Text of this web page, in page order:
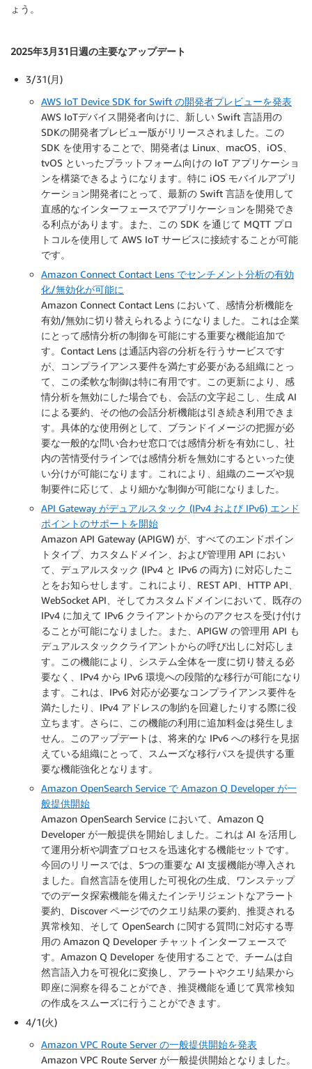
ょう。
2025年3月31日週の主要なアップデート
3/31(月)
AWS IoT Device SDK for Swift の開発者プレビューを発表
AWS IoTデバイス開発者向けに、新しい Swift 言語用の
SDKの開発者プレビュー版がリリースされました。この
SDK を使用することで、開発者は Linux、macOS、iOS、
tvOS といったプラットフォーム向けの IoT アプリケーショ
ンを構築できるようになります。特に iOS モバイルアプリ
ケーション開発者にとって、最新の Swift 言語を使用して
直感的なインターフェースでアプリケーションを開発でき
る利点があります。また、この SDK を通じて MQTT プロ
トコルを使用して AWS IoT サービスに接続することが可能
です。
Amazon Connect Contact Lens でセンチメント分析の有効
化/無効化が可能に
Amazon Connect Contact Lens において、感情分析機能を
有効/無効に切り替えられるようになりました。これは企業
にとって感情分析の制御を可能にする重要な機能追加で
す。Contact Lens は通話内容の分析を行うサービスです
が、コンプライアンス要件を満たす必要がある組織にとっ
て、この柔軟な制御は特に有用です。この更新により、感
情分析を無効にした場合でも、会話の文字起こし、生成 AI
による要約、その他の会話分析機能は引き続き利用できま
す。具体的な使用例として、ブランドイメージの把握が必
要な一般的な問い合わせ窓口では感情分析を有効にし、社
内の苦情受付ラインでは感情分析を無効にするといった使
い分けが可能になります。これにより、組織のニーズや規
制要件に応じて、より細かな制御が可能になりました。
API Gateway がデュアルスタック (IPv4 および IPv6) エンド
ポイントのサポートを開始
Amazon API Gateway (APIGW) が、すべてのエンドポイン
トタイプ、カスタムドメイン、および管理用 API におい
て、デュアルスタック (IPv4 と IPv6 の両方) に対応したこ
とをお知らせします。これにより、REST API、HTTP API、
WebSocket API、そしてカスタムドメインにおいて、既存の
IPv4 に加えて IPv6 クライアントからのアクセスを受け付け
ることが可能になりました。また、APIGW の管理用 API も
デュアルスタッククライアントからの呼び出しに対応しま
す。この機能により、システム全体を一度に切り替える必
要なく、IPv4 から IPv6 環境への段階的な移行が可能になり
ます。これは、IPv6 対応が必要なコンプライアンス要件を
満たしたり、IPv4 アドレスの制約を回避したりする際に役
立ちます。さらに、この機能の利用に追加料金は発生しま
せん。このアップデートは、将来的な IPv6 への移行を見据
えている組織にとって、スムーズな移行パスを提供する重
要な機能強化となります。
Amazon OpenSearch Service で Amazon Q Developer が一
般提供開始
Amazon OpenSearch Service において、Amazon Q
Developer が一般提供を開始しました。これは AI を活用し
て運用分析や調査プロセスを迅速化する機能セットです。
今回のリリースでは、5つの重要な AI 支援機能が導入され
ました。自然言語を使用した可視化の生成、ワンステップ
でのデータ探索機能を備えたインテリジェントなアラート
要約、Discover ページでのクエリ結果の要約、推奨される
異常検知、そして OpenSearch に関する質問に対応する専
用の Amazon Q Developer チャットインターフェースで
す。Amazon Q Developer を使用することで、チームは自
然言語入力を可視化に変換し、アラートやクエリ結果から
即座に洞察を得ることができ、推奨機能を通じて異常検知
の作成をスムーズに行うことができます。
4/1(火)
Amazon VPC Route Server の一般提供開始を発表
Amazon VPC Route Server が一般提供開始となりました。